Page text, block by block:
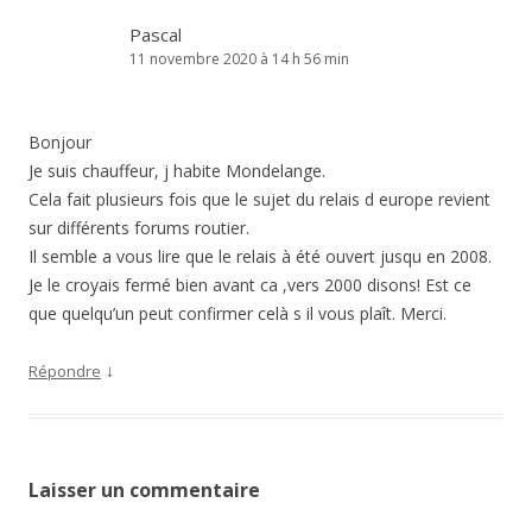
Pascal
11 novembre 2020 à 14 h 56 min
Bonjour
Je suis chauffeur, j habite Mondelange.
Cela fait plusieurs fois que le sujet du relais d europe revient
sur différents forums routier.
Il semble a vous lire que le relais à été ouvert jusqu en 2008.
Je le croyais fermé bien avant ca ,vers 2000 disons! Est ce
que quelqu’un peut confirmer celà s il vous plaît. Merci.
Répondre ↓
Laisser un commentaire